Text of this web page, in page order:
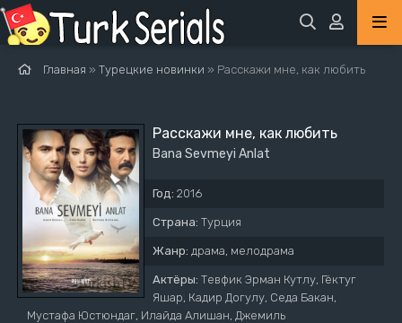
Главная » Турецкие новинки » Расскажи мне, как любить
Расскажи мне, как любить
Bana Sevmeyi Anlat
Год: 2016
Страна: Турция
Жанр: драма, мелодрама
Актёры: Тевфик Эрман Кутлу, Гёктуг
Яшар, Кадир Догулу, Седа Бакан,
Мустафа Юстюндаг, Илайда Алишан, Джемиль